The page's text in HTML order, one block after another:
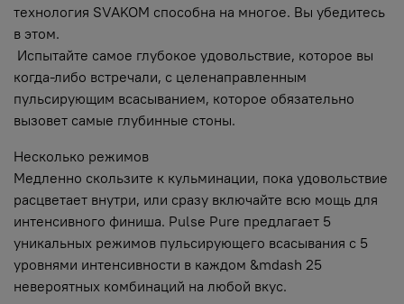
технология SVAKOM способна на многое. Вы убедитесь
в этом.
Испытайте самое глубокое удовольствие, которое вы
когда-либо встречали, с целенаправленным
пульсирующим всасыванием, которое обязательно
вызовет самые глубинные стоны.
Несколько режимов
Медленно скользите к кульминации, пока удовольствие
расцветает внутри, или сразу включайте всю мощь для
интенсивного финиша. Pulse Pure предлагает 5
уникальных режимов пульсирующего всасывания с 5
уровнями интенсивности в каждом &mdash 25
невероятных комбинаций на любой вкус.